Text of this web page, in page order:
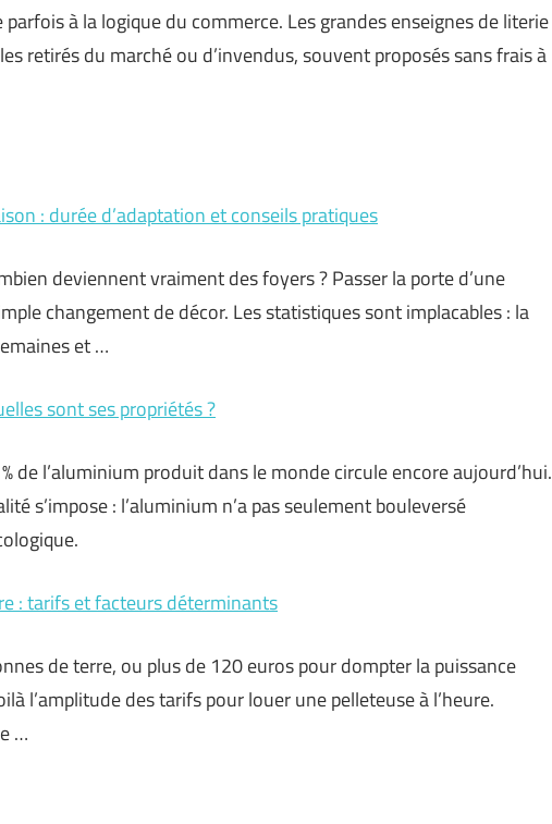
à la logique du commerce. Les grandes enseignes de literie
retirés du marché ou d’invendus, souvent proposés sans frais à
: durée d’adaptation et conseils pratiques
deviennent vraiment des foyers ? Passer la porte d’une
changement de décor. Les statistiques sont implacables : la
et …
sont ses propriétés ?
de l’aluminium produit dans le monde circule encore aujourd’hui.
s’impose : l’aluminium n’a pas seulement bouleversé
: tarifs et facteurs déterminants
de terre, ou plus de 120 euros pour dompter la puissance
l’amplitude des tarifs pour louer une pelleteuse à l’heure.
…